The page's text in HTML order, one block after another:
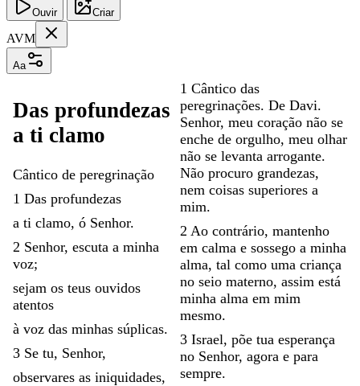
Ouvir Criar
AVM
Aa
Das profundezas
a ti clamo
Cântico de peregrinação
1 Das profundezas
a ti clamo, ó Senhor.
2 Senhor, escuta a minha
voz;
sejam os teus ouvidos
atentos
à voz das minhas súplicas.
3 Se tu, Senhor,
observares as iniquidades,
1 Cântico das
peregrinações. De Davi.
Senhor, meu coração não se
enche de orgulho, meu olhar
não se levanta arrogante.
Não procuro grandezas,
nem coisas superiores a
mim.
2 Ao contrário, mantenho
em calma e sossego a minha
alma, tal como uma criança
no seio materno, assim está
minha alma em mim
mesmo.
3 Israel, põe tua esperança
no Senhor, agora e para
sempre.